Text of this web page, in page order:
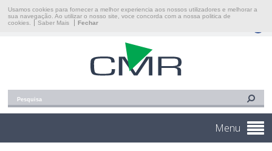
Usamos cookies para fornecer a melhor experiencia aos nossos utilizadores e melhorar a
sua navegação. Ao utilizar o nosso site, voce concorda com a nossa politica de
cookies.
Saber Mais Fechar
Início
Áreas De Intervenção
Portfólio
Construções Martins & Reis, Lda
Menu